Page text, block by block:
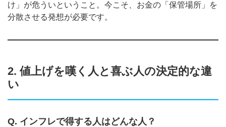
け」が危ういということ。今こそ、お金の「保管場所」を
分散させる発想が必要です。
2. 値上げを嘆く人と喜ぶ人の決定的な違
い
Q. インフレで得する人はどんな人？